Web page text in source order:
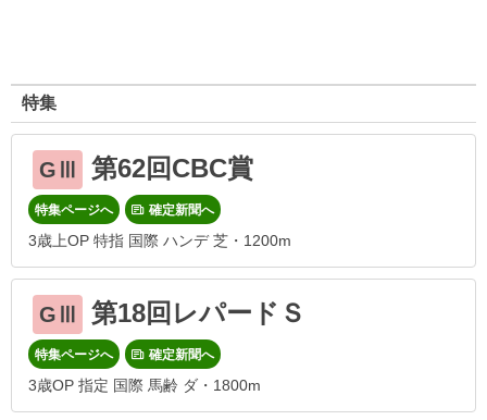
特集
GⅢ 第62回CBC賞
特集ページへ 確定新聞へ
3歳上OP 特指 国際 ハンデ 芝・1200m
GⅢ 第18回レパードＳ
特集ページへ 確定新聞へ
3歳OP 指定 国際 馬齢 ダ・1800m